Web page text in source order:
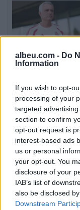
albeu.com - Do
Information
If you wish to opt-
processing of your
targeted
section to confirm
opt-out request is
interest-based ads
us or personal
your opt-out. You
disclosure of your
IAB’s list of
also be disclosed
Downstream